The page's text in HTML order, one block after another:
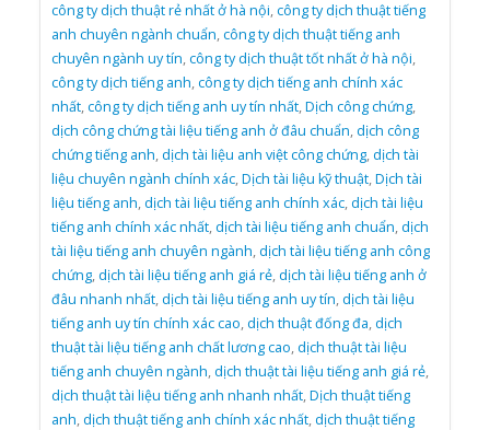
công ty dịch thuật rẻ nhất ở hà nội,công ty dịch thuật tiếng
anh chuyên ngành chuẩn,công ty dịch thuật tiếng anh
chuyên ngành uy tín,công ty dịch thuật tốt nhất ở hà nội,
công ty dịch tiếng anh,công ty dịch tiếng anh chính xác
nhất,công ty dịch tiếng anh uy tín nhất,Dịch công chứng,
dịch công chứng tài liệu tiếng anh ở đâu chuẩn,dịch công
chứng tiếng anh,dịch tài liệu anh việt công chứng,dịch tài
liệu chuyên ngành chính xác,Dịch tài liệu kỹ thuật,Dịch tài
liệu tiếng anh,dịch tài liệu tiếng anh chính xác,dịch tài liệu
tiếng anh chính xác nhất,dịch tài liệu tiếng anh chuẩn,dịch
tài liệu tiếng anh chuyên ngành,dịch tài liệu tiếng anh công
chứng,dịch tài liệu tiếng anh giá rẻ,dịch tài liệu tiếng anh ở
đâu nhanh nhất,dịch tài liệu tiếng anh uy tín,dịch tài liệu
tiếng anh uy tín chính xác cao,dịch thuật đống đa,dịch
thuật tài liệu tiếng anh chất lương cao,dịch thuật tài liệu
tiếng anh chuyên ngành,dịch thuật tài liệu tiếng anh giá rẻ,
dịch thuật tài liệu tiếng anh nhanh nhất,Dịch thuật tiếng
anh,dịch thuật tiếng anh chính xác nhất,dịch thuật tiếng